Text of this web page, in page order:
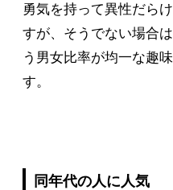
勇気を持って異性だら
すが、そうでない場合
う男女比率が均一な趣
す。
同年代の人に人気